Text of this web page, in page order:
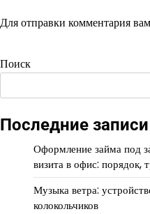
Для отправки комментария
Поиск
Последние записи
Оформление займа под
визита в офис: порядок,
Музыка ветра:
колокольчиков